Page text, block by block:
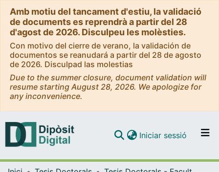
Amb motiu del tancament d'estiu, la validació
de documents es reprendrà a partir del 28
d'agost de 2026. Disculpeu les molèsties.
Con motivo del cierre de verano, la validación de
documentos se reanudará a partir del 28 de agosto
de 2026. Disculpad las molestias
Due to the summer closure, document validation will
resume starting August 28, 2026. We apologize for
any inconvenience.
Iniciar sessió (current)